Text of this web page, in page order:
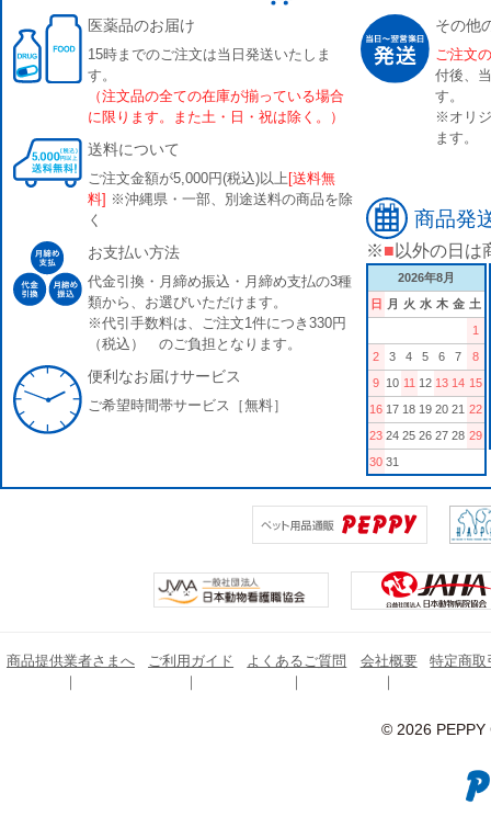
医薬品のお届け
15時までのご注文は当日発送いたしま
す。
（注文品の全ての在庫が揃っている場合
に限ります。また土・日・祝は除く。）
送料について
ご注文金額が5,000円(税込)以上 [送料無
料] ※沖縄県・一部、別途送料の商品を除
く
お支払い方法
代金引換・月締め振込・月締め支払の3種
類から、お選びいただけます。
※代引手数料は、ご注文1件につき330円
（税込） のご負担となります。
便利なお届けサービス
ご希望時間帯サービス［無料］
その他
ご注文
付後、
す。
※オリ
ます。
商品発
※■ 以外の日は
2026年8月
日
月 火 水 木 金 土
1
2
3 4 5 6 7
8
9 10 11 12 13 14 15
16 17 18 19 20 21 22
23 24 25 26 27 28 29
30 31
商品提供業者さまへ ご利用ガイド よくあるご質問 会社概要 特定商取
© 2026 PEPPY